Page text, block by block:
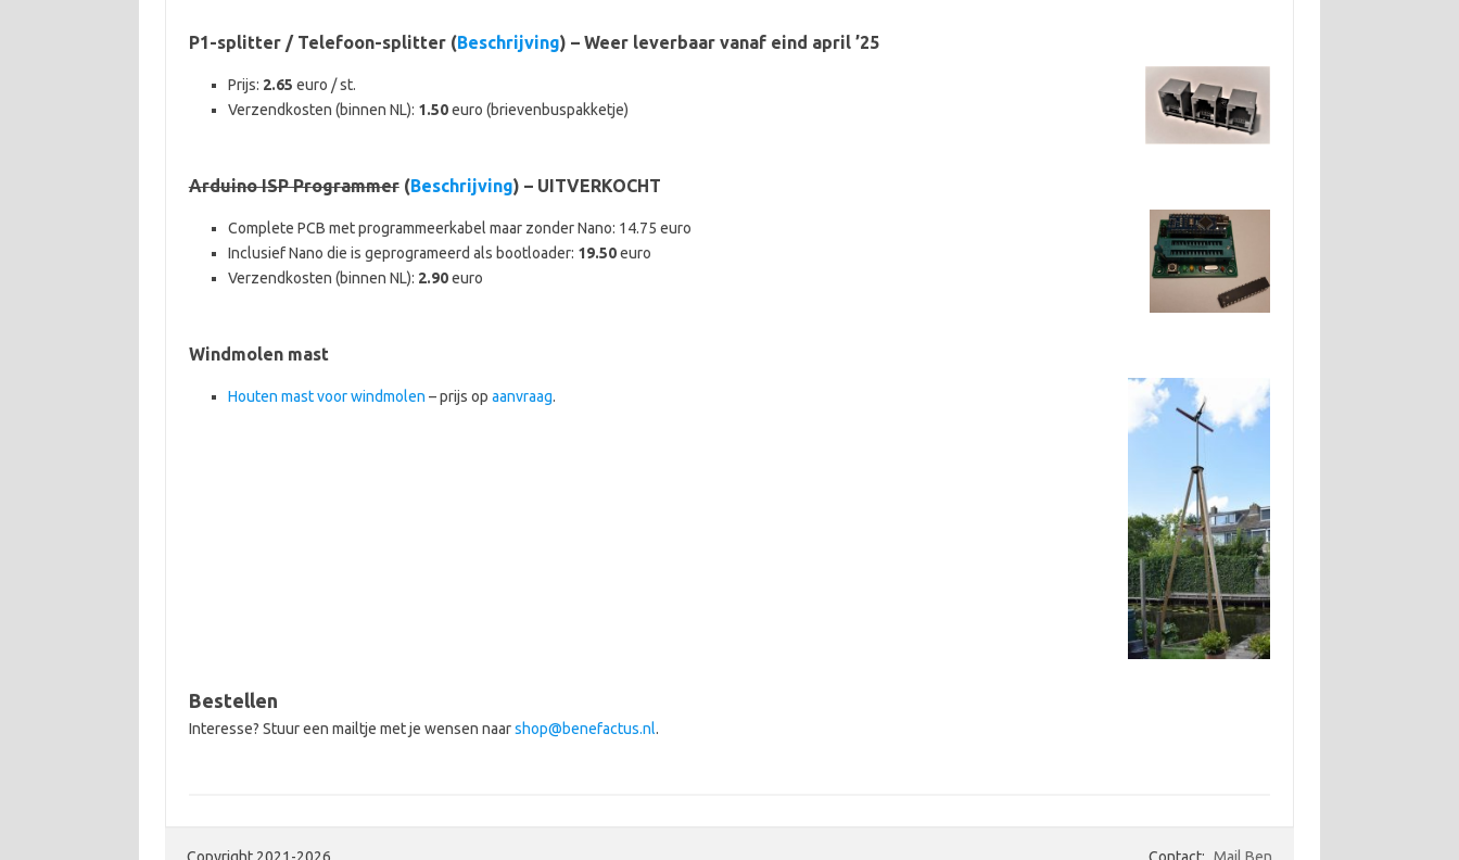
P1-splitter / Telefoon-splitter (Beschrijving) – Weer leverbaar vanaf eind april ’25
Prijs: 2.65 euro / st.
Verzendkosten (binnen NL): 1.50euro (brievenbuspakketje)
Arduino ISP Programmer(Beschrijving) – UITVERKOCHT
Complete PCB met programmeerkabel maar zonder Nano: 14.75 euro
Inclusief Nano die is geprogrameerd als bootloader: 19.50euro
Verzendkosten (binnen NL): 2.90euro
Windmolen mast
Houten mast voor windmolen – prijs op aanvraag.
Bestellen
Interesse? Stuur een mailtje met je wensen naarshop@benefactus.nl.